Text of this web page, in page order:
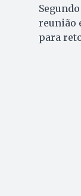
reunião
para